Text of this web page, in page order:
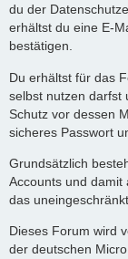
du der
erhältst du eine E-
bestätigen.
Du erhältst für das
selbst nutzen darfst
Schutz vor dessen
sicheres Passwort
Grundsätzlich
Accounts und damit
das
Dieses Forum wird
der deutschen